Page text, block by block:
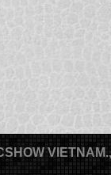
VIETNAM.,